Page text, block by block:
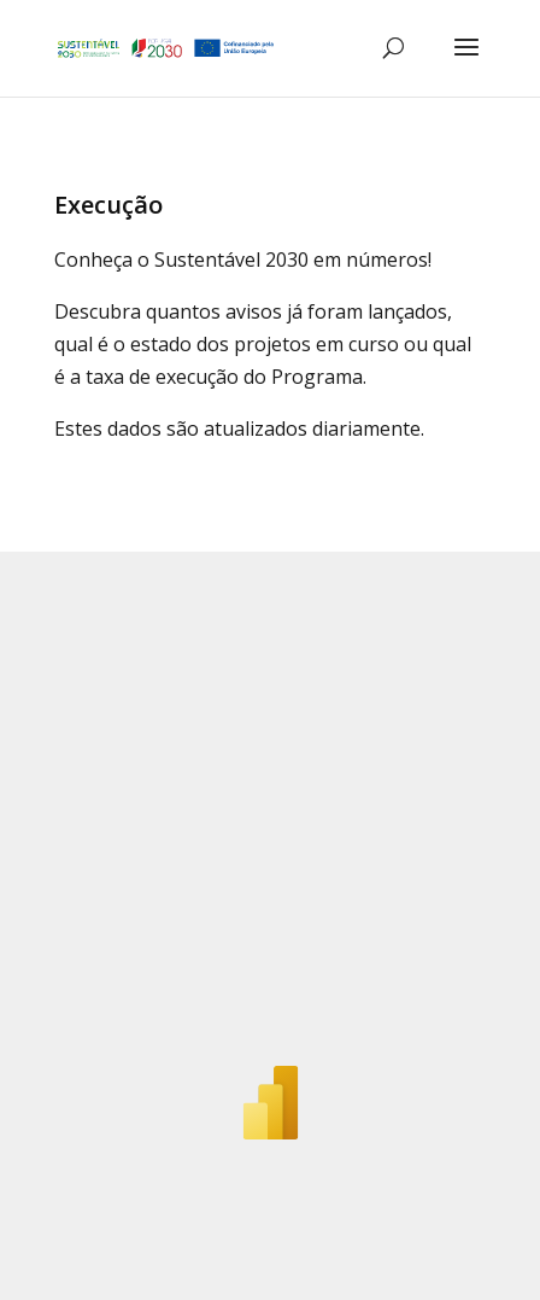
Execução
Conheça o Sustentável 2030 em números!
Descubra quantos avisos já foram lançados,
qual é o estado dos projetos em curso ou qual
é a taxa de execução do Programa.
Estes dados são atualizados diariamente.